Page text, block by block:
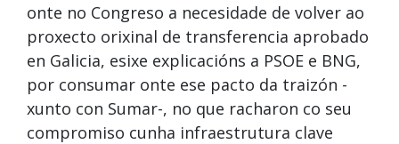
onte no Congreso a necesidade de volver ao
proxecto orixinal de transferencia aprobado
en Galicia, esixe explicacións a PSOE e BNG,
por consumar onte ese pacto da traizón -
xunto con Sumar-, no que racharon co seu
compromiso cunha infraestrutura clave